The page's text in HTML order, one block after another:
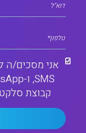
דוא"ל
טלפון*
אני מסכים/ה
קבוצת